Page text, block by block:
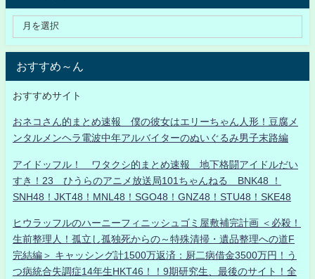
おすすめ～ん
おすすめサイト
おネコさん的まとめ速報 僕の彼女はエリーちゃん人形！豆腐メ
ンタルメンヘラ電波中年アルバイターのぬいぐるみ男子末路編
アイドッフル！ ワタクシ的まとめ速報 地下格闘アイドルだい
すき！23 ひうらのアニメ放送局101ちゃんねる BNK48 ！
SNH48！JKT48！MNL48！SGO48！GNZ48！STU48！SKE48
ヒウラッフルのハーニーフィニッシュゴミ屋敷補完計画 ＜必殺！
生前整理人！孤立し孤独死からの～特殊清掃・遺品整理への道F
完結編＞ キャッシング計1500万返済：厨二病借金3500万円！う
つ病統合失調症14年生HKT46！！9期研究生、最後のサイト！全